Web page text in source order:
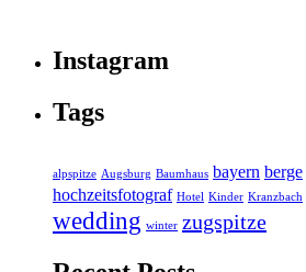
Instagram
Tags
alpspitze Augsburg Baumhaus bayern berge
hochzeitsfotograf Hotel Kinder Kranzbach
wedding winter zugspitze